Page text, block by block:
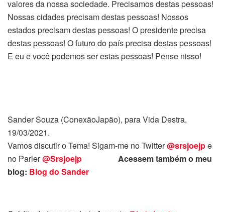
valores da nossa sociedade. Precisamos destas pessoas!
Nossas cidades precisam destas pessoas! Nossos
estados precisam destas pessoas! O presidente precisa
destas pessoas! O futuro do país precisa destas pessoas!
E eu e você podemos ser estas pessoas! Pense nisso!
Sander Souza (ConexãoJapão), para Vida Destra,
19/03/2021.
Vamos discutir o Tema! Sigam-me no Twitter@srsjoejpe
no Parler@Srsjoejp Acessem também o meu
blog: Blog do Sander